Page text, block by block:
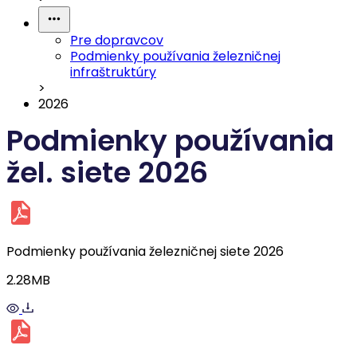
Pre dopravcov
Podmienky používania železničnej
infraštruktúry
>
2026
Podmienky používania
žel. siete 2026
Podmienky používania železničnej siete 2026
2.28MB